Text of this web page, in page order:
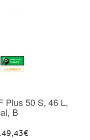
Plus 50 S, 46 L,
B